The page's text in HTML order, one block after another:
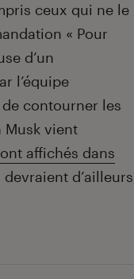
ceux qui ne le
« Pour
d’un
l’équipe
contourner les
Musk vient
affichés dans
d’ailleurs